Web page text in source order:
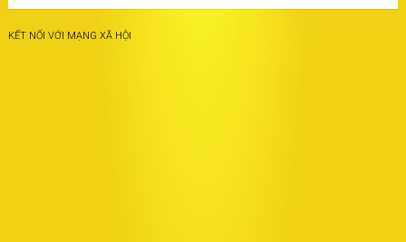
KẾT NỐI VỚI MẠNG XÃ HỘI